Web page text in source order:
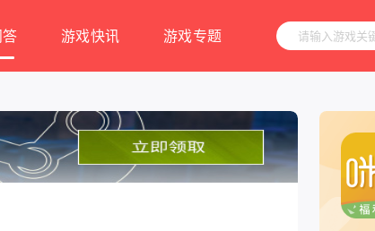
游戏快讯 游戏专题